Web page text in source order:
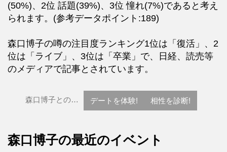
(50%)、2位 話題(39%)、3位 憧れ(7%)であると考え
られます。(参考データポイント:189)
森口博子の噂の注目度ランキング1位は「復活」、2
位は「ライブ」、3位は「卒業」で、日経、読売等
のメディアで記事とされています。
森口博子との… デートを体験! 相性を診断!
森口博子の最近のイベント